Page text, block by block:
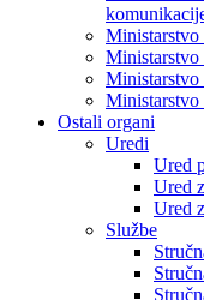
Ministarstvo
Ministarstvo
Ministarstvo
Ostali organi
Uredi
Ured
Ured
Ured
Službe